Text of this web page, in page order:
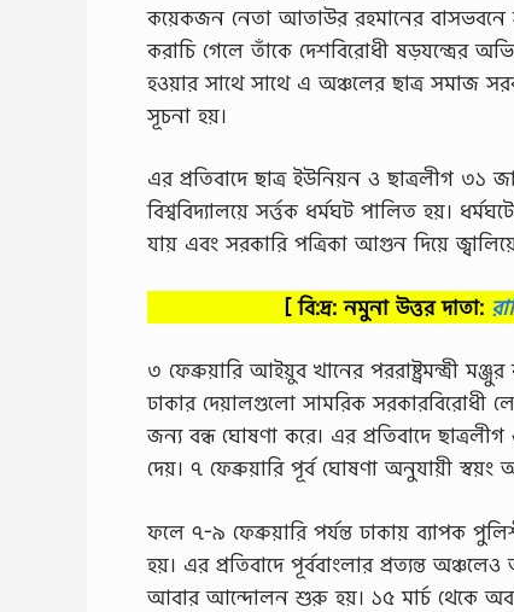
কয়েকজন নেতা আতাউর রহমানের বাসভবনে
করাচি গেলে তাঁকে দেশবিরােধী ষড়যন্ত্রের
হওয়ার সাথে সাথে এ অঞ্চলের ছাত্র সমাজ
সূচনা হয়।
এর প্রতিবাদে ছাত্র ইউনিয়ন ও ছাত্রলীগ ৩১
বিশ্ববিদ্যালয়ে সৰ্ত্তক ধর্মঘট পালিত হয়।
যায় এবং সরকারি পত্রিকা আগুন দিয়ে
[ বি:দ্র: নমুনা উত্তর দাতা:
৩ ফেব্রুয়ারি আইয়ুব খানের পররাষ্ট্রমন্ত্রী
ঢাকার দেয়ালগুলাে সামরিক সরকারবিরােধী
জন্য বন্ধ ঘােষণা করে। এর প্রতিবাদে
দেয়। ৭ ফেব্রুয়ারি পূর্ব ঘােষণা অনুযায়ী
ফলে ৭-৯ ফেব্রুয়ারি পর্যন্ত ঢাকায় ব্যাপক
হয়। এর প্রতিবাদে পূর্ববাংলার প্রত্যন্ত
আবার আন্দোলন শুরু হয়। ১৫ মার্চ থেকে